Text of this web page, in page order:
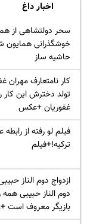
اخبار داغ
سحر دولتشاهی از
خوشگذرانی
حاشیه ساز
کار نامتعارف مهران
تولد دخترش این کار
غفوریان +عکس
فیلم لو رفته از
ترکیه!+فیلم
ازدواج دوم الناز
دوم الناز حبیبی
بازیگر معروف است